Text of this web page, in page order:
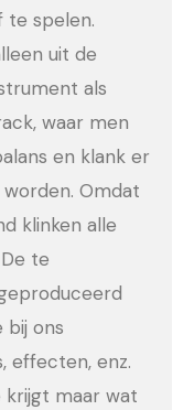
te spelen.
uit de
als
waar men
en klank er
Omdat
klinken alle
te
bij ons
effecten, enz.
krijgt maar wat